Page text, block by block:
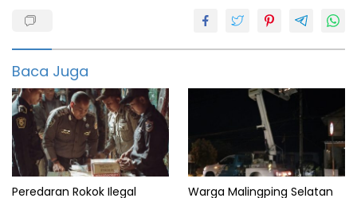
Pandeglang
Baca Juga
Peredaran Rokok Ilegal
Warga Malingping Selatan